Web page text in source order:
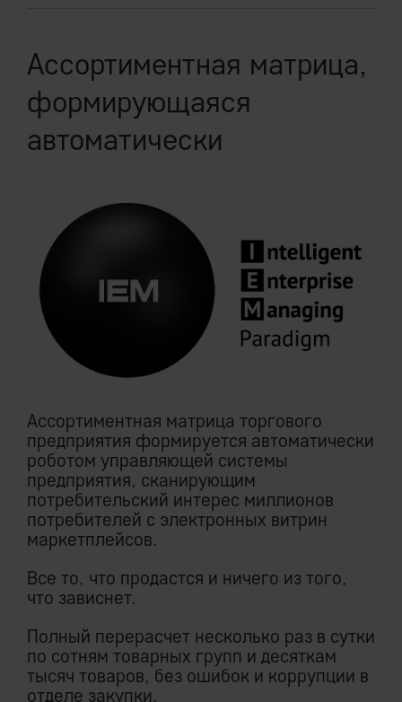
Ассортиментная матрица,
формирующаяся
автоматически
Ассортиментная матрица торгового
предприятия формируется автоматически
роботом управляющей системы
предприятия, сканирующим
потребительский интерес миллионов
потребителей с электронных витрин
маркетплейсов.
Все то, что продастся и ничего из того,
что зависнет.
Полный перерасчет несколько раз в сутки
по сотням товарных групп и десяткам
тысяч товаров, без ошибок и коррупции в
отделе закупки.